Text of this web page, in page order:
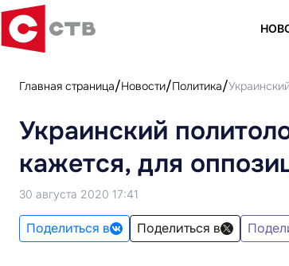
Главная страница Новости Политика
Украинский
кажется, для
30 августа 2020 17:41
Поделиться в Поделиться в